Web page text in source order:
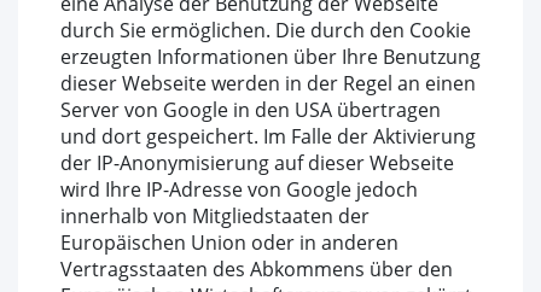
durch Sie ermöglichen. Die durch den Cookie
erzeugten Informationen über Ihre Benutzung
dieser Webseite werden in der Regel an einen
Server von Google in den USA übertragen
und dort gespeichert. Im Falle der Aktivierung
der IP-Anonymisierung auf dieser Webseite
wird Ihre IP-Adresse von Google jedoch
innerhalb von Mitgliedstaaten der
Europäischen Union oder in anderen
Vertragsstaaten des Abkommens über den